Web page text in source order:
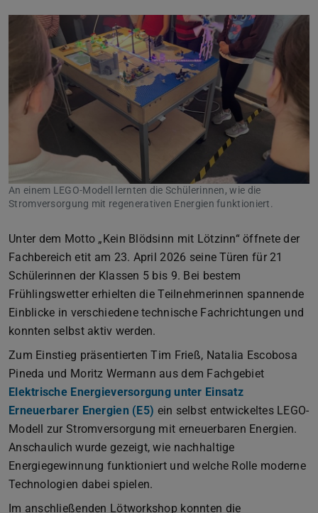
An einem LEGO-Modell lernten die Schülerinnen, wie die
Stromversorgung mit regenerativen Energien funktioniert.
Zurück Vor
Unter dem Motto „Kein Blödsinn mit Lötzinn“ öffnete der
Fachbereich etit am 23. April 2026 seine Türen für 21
Schülerinnen der Klassen 5 bis 9. Bei bestem
Frühlingswetter erhielten die Teilnehmerinnen spannende
Einblicke in verschiedene technische Fachrichtungen und
konnten selbst aktiv werden.
Zum Einstieg präsentierten Tim Frieß, Natalia Escobosa
Pineda und Moritz Wermann aus dem Fachgebiet
Elektrische Energieversorgung unter Einsatz
Erneuerbarer Energien (E5) ein selbst entwickeltes LEGO-
Modell zur Stromversorgung mit erneuerbaren Energien.
Anschaulich wurde gezeigt, wie nachhaltige
Energiegewinnung funktioniert und welche Rolle moderne
Technologien dabei spielen.
Im anschließenden Lötworkshop konnten die